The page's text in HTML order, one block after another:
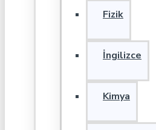
Fizik
İngilizce
Kimya